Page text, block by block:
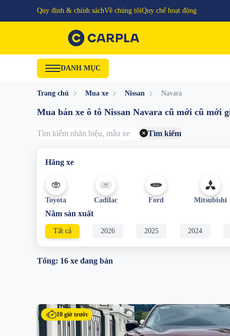
Quy định & chính sáchVề chúng tôiQuy chế hoạt động
DANH MỤC
Trang chủ Mua xe Nissan Navara
Mua bán xe ô tô Nissan Navara cũ mới cũ mới
Tìm kiếm
Hãng xe
Toyota Cadilac Ford Mitsubishi
Năm sản xuất
Tất cả 2026 2025 2024
Tổng: 16 xe đang bán
10 giờ trước